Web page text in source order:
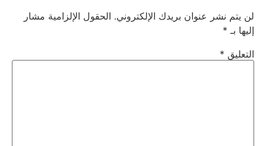
لن يتم نشر عنوان بريدك الإلكتروني. الحقول الإلزامية مشار
إليها بـ *
التعليق *